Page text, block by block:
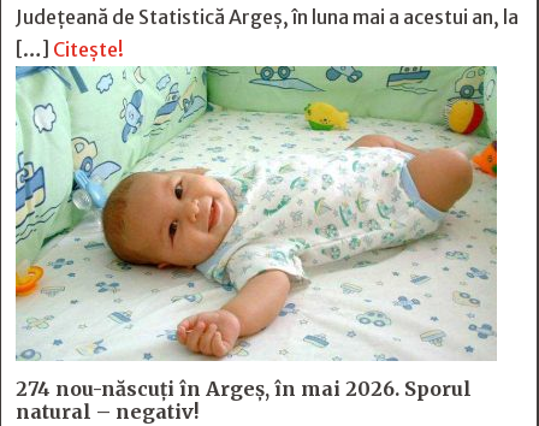
Județeană de Statistică Argeș, în luna mai a acestui an, la
[…] Citește!
274 nou-născuți în Argeș, în mai 2026. Sporul
natural – negativ!